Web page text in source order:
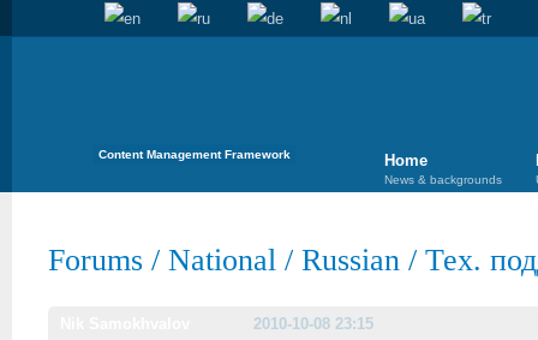
Content Management Framework Home
News & backgrounds
Forums / National / Russian / Тех.
2010-10-08 23:15